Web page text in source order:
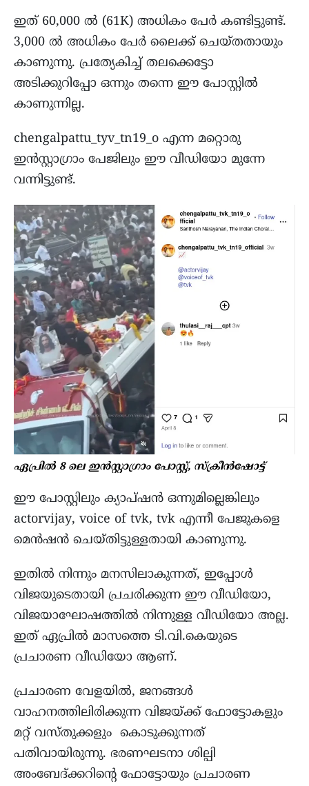
ഇത് 60,000 ല്‍ (61K) അധികം പേര്‍ കണ്ടിട്ടുണ്ട്.
3,000 ല്‍ അധികം പേര്‍ ലൈക്ക് ചെയ്തതായും
കാണുന്നു. പ്രത്യേകിച്ച് തലക്കെട്ടോ
അടിക്കുറിപ്പോ ഒന്നും തന്നെ ഈ പോസ്റ്റില്‍
കാണുന്നില്ല.
chengalpattu_tyv_tn19_o എന്ന മറ്റൊരു
ഇൻസ്റ്റാഗ്രാം പേജിലും ഈ വീഡിയോ മുന്നേ
വന്നിട്ടുണ്ട്.
ഏപ്രില്‍ 8 ലെ ഇൻസ്റ്റാഗ്രാം പോസ്റ്റ്‌, സ്ക്രീന്‍ഷോട്ട്
ഈ പോസ്റ്റിലും ക്യാപ്ഷന്‍ ഒന്നുമില്ലെങ്കിലും
actorvijay, voice of tvk, tvk എന്നീ പേജുകളെ
മെന്‍ഷന്‍ ചെയ്തിട്ടുള്ളതായി കാണുന്നു.
ഇതില്‍ നിന്നും മനസിലാകുന്നത്, ഇപ്പോള്‍
വിജയുടെതായി പ്രചരിക്കുന്ന ഈ വീഡിയോ,
വിജയാഘോഷത്തില്‍ നിന്നുള്ള വീഡിയോ അല്ല.
ഇത് ഏപ്രില്‍ മാസത്തെ ടി.വി.കെയുടെ
പ്രചാരണ വീഡിയോ ആണ്.
പ്രചാരണ വേളയില്‍, ജനങ്ങള്‍
വാഹനത്തിലിരിക്കുന്ന വിജയ്‌ക്ക് ഫോട്ടോകളും
മറ്റ് വസ്തുക്കളും കൊടുക്കുന്നത്
പതിവായിരുന്നു. ഭരണഘടനാ ശില്പി
അംബേദ്‌ക്കറിന്റെ ഫോട്ടോയും പ്രചാരണ